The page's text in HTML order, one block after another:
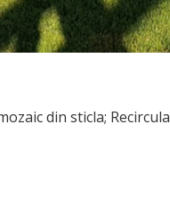
din sticla;